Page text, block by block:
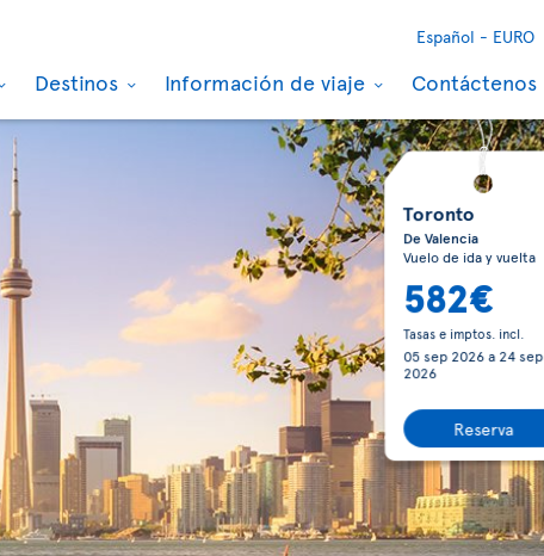
Español - EURO
Destinos Información de viaje Contáctenos
Toronto
De Valencia
Vuelo de ida y vuelta
582€
Tasas e imptos. incl.
05 sep 2026a 24 sep
2026
Reserva